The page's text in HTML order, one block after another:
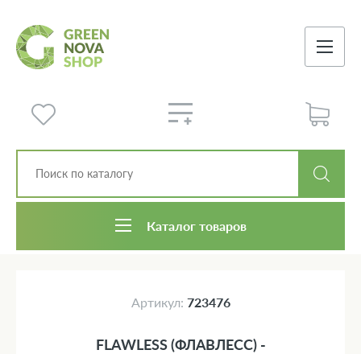
Каталог товаров
Артикул: 723476
FLAWLESS (ФЛАВЛЕСС) -